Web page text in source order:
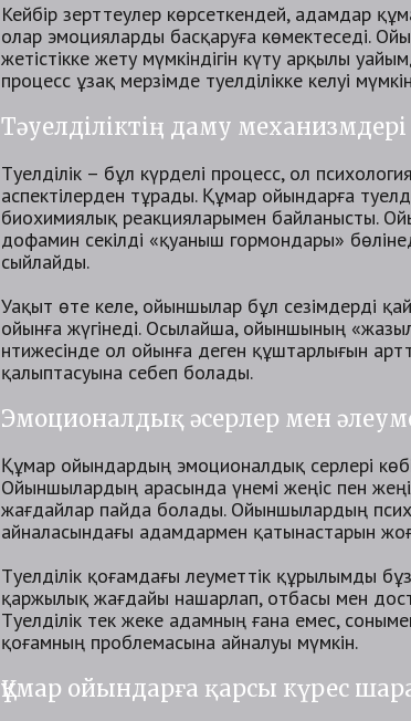
Кейбір зерттеулер көрсеткендей, адамдар
олар эмоцияларды басқаруға көмектеседі.
жетістікке жету мүмкіндігін күту арқылы
процесс ұзақ мерзімде тәуелділікке әкелуі
Тәуелділіктің даму механизмдері
Тәуелділік – бұл күрделі процесс, ол
аспектілерден тұрады. Құмар ойындарға
биохимиялық реакцияларымен байланысты.
дофамин секілді «қуаныш гормондары»
сыйлайды.
Уақыт өте келе, ойыншылар бұл сезімдерді
ойынға жүгінеді. Осылайша, ойыншының
нәтижесінде ол ойынға деген құштарлығын
қалыптасуына себеп болады.
Эмоционалдық әсерлер мен
Құмар ойындардың эмоционалдық әсерлері
Ойыншылардың арасында үнемі жеңіс пен
жағдайлар пайда болады. Ойыншылардың
айналасындағы адамдармен қатынастарын
Тәуелділік қоғамдағы әлеуметтік құрылымды
қаржылық жағдайы нашарлап, отбасы мен
Тәуелділік тек жеке адамның ғана емес,
қоғамның проблемасына айналуы мүмкін.
Құмар ойындарға қарсы күрес